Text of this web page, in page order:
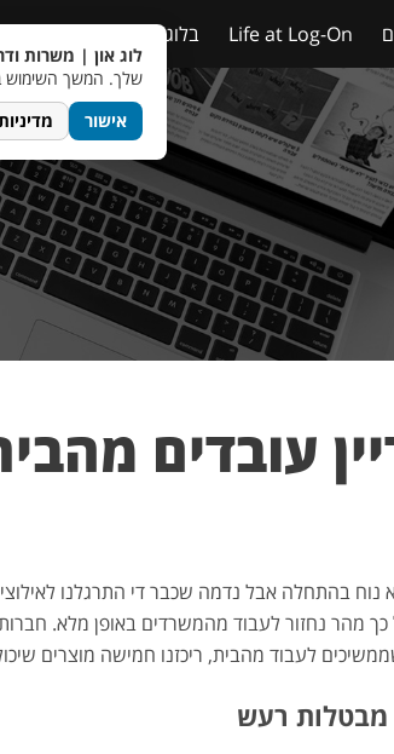
Life at Log-On בלוג
נוח בהתחלה אבל נדמה שכבר די התרגלנו
מהר נחזור לעבוד מהמשרדים באופן מלא.
לעבוד מהבית, ריכזנו חמישה מוצרים
לוג און | משרות
שלך. המשך השימוש
אישור